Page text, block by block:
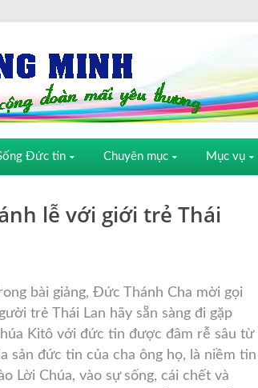
Đức tin Chuyên mục Mục vụ
lễ với giới trẻ Thái
bài giảng, Đức Thánh Cha mời gọi
trẻ Thái Lan hãy sẵn sàng đi gặp
Kitô với đức tin được đâm rễ sâu từ
sản đức tin của cha ông họ, là niềm tin
Lời Chúa, vào sự sống, cái chết và